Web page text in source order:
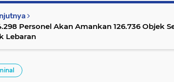
Personel Akan Amankan 126.736 Objek
Lebaran